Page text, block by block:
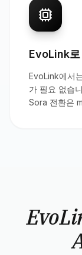
EvoLink로
EvoLink에서
가 필요 없습
Sora 전환은